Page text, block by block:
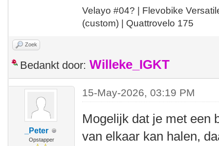
Velayo #04? | Flevobike
(custom) | Quattrovelo 175
Zoek
Bedankt door: Willeke_IGKT
_Peter
Opstapper
15-May-2026, 03:19 PM
Mogelijk dat je met een
van elkaar kan halen,